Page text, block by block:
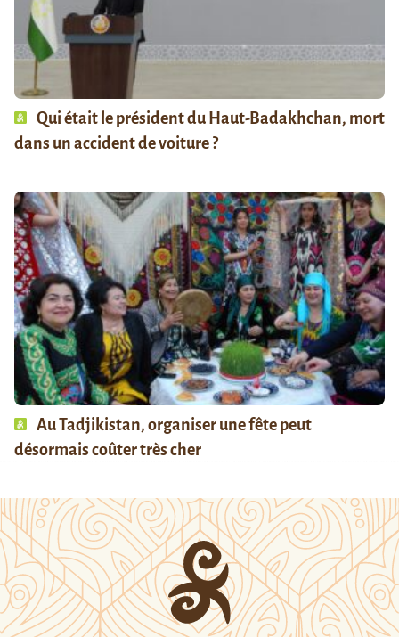
Qui était le président du Haut-Badakhchan, mort
dans un accident de voiture ?
Au Tadjikistan, organiser une fête peut
désormais coûter très cher